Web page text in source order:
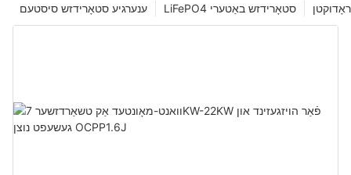
LiFePO4 סטאָרידזש באַטערי ענערגיע סטאָרידזש סיסטעם